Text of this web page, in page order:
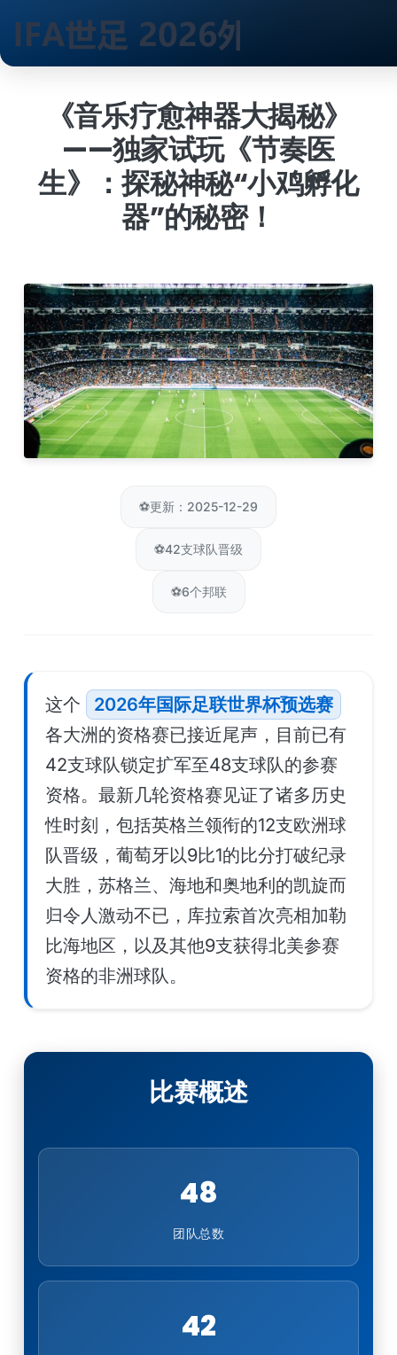
《音乐疗愈神器大揭秘》
——独家试玩《节奏医
生》：探秘神秘“小鸡孵化
器”的秘密！
⚽更新：2025-12-29
⚽42支球队晋级
⚽6个邦联
这个
2026年国际足联世界杯预选赛
各大洲的资格赛已接近尾声，目前已有
42支球队锁定扩军至48支球队的参赛
资格。最新几轮资格赛见证了诸多历史
性时刻，包括英格兰领衔的12支欧洲球
队晋级，葡萄牙以9比1的比分打破纪录
大胜，苏格兰、海地和奥地利的凯旋而
归令人激动不已，库拉索首次亮相加勒
比海地区，以及其他9支获得北美参赛
资格的非洲球队。
比赛概述
48
团队总数
42